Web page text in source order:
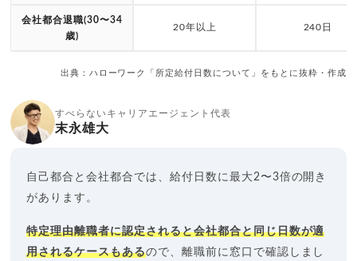
会社都合退職(30〜34
歳)
20年以上 240日
出典：ハローワーク「所定給付日数について」をもとに抜粋・作成
すべらないキャリアエージェント代表
末永雄大
自己都合と会社都合では、給付日数に最大2〜3倍の開き
があります。
特定理由離職者に認定されると会社都合と同じ日数が適
用されるケースもあるので、離職前に窓口で確認しまし